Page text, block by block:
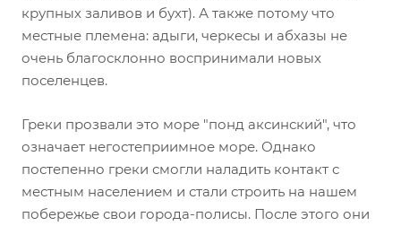
крупных заливов и бухт). А также потому что
местные племена: адыги, черкесы и абхазы не
очень благосклонно воспринимали новых
поселенцев.
Греки прозвали это море "понд аксинский", что
означает негостеприимное море. Однако
постепенно греки смогли наладить контакт с
местным населением и стали строить на нашем
побережье свои города-полисы. После этого они